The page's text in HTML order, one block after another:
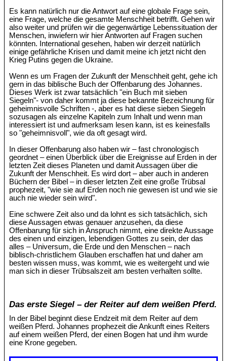
Es kann natürlich nur die Antwort auf eine globale Frage sein,
eine Frage, welche die gesamte Menschheit betrifft. Gehen wir
also weiter und prüfen wir die gegenwärtige Lebenssituation der
Menschen, inwiefern wir hier Antworten auf Fragen suchen
könnten. International gesehen, haben wir derzeit natürlich
einige gefährliche Krisen und damit meine ich jetzt nicht den
Krieg Putins gegen die Ukraine.
Wenn es um Fragen der Zukunft der Menschheit geht, gehe ich
gern in das biblische Buch der Offenbarung des Johannes.
Dieses Werk ist zwar tatsächlich "ein Buch mit sieben
Siegeln"- von daher kommt ja diese bekannte Bezeichnung für
geheimnisvolle Schriften -, aber es hat diese sieben Siegeln
sozusagen als einzelne Kapiteln zum Inhalt und wenn man
interessiert ist und aufmerksam lesen kann, ist es keinesfalls
so "geheimnisvoll", wie da oft gesagt wird.
In dieser Offenbarung also haben wir – fast chronologisch
geordnet – einen Überblick über die Ereignisse auf Erden in der
letzten Zeit dieses Planeten und damit Aussagen über die
Zukunft der Menschheit. Es wird dort – aber auch in anderen
Büchern der Bibel – in dieser letzten Zeit eine große Trübsal
prophezeit, "wie sie auf Erden noch nie gewesen ist und wie sie
auch nie wieder sein wird".
Eine schwere Zeit also und da lohnt es sich tatsächlich, sich
diese Aussagen etwas genauer anzusehen, da diese
Offenbarung für sich in Anspruch nimmt, eine direkte Aussage
des einen und einzigen, lebendigen Gottes zu sein, der das
alles – Universum, die Erde und den Menschen – nach
biblisch-christlichem Glauben erschaffen hat und daher am
besten wissen muss, was kommt, wie es weitergeht und wie
man sich in dieser Trübsalszeit am besten verhalten sollte.
Das erste Siegel – der Reiter auf dem weißen Pferd.
In der Bibel beginnt diese Endzeit mit dem Reiter auf dem
weißen Pferd. Johannes prophezeit die Ankunft eines Reiters
auf einem weißen Pferd, der einen Bogen hat und ihm wurde
eine Krone gegeben.